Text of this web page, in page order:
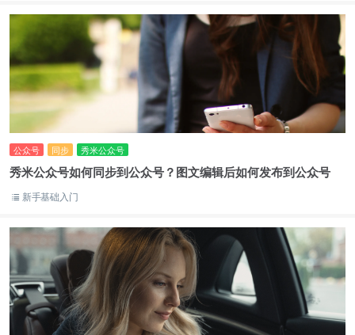
公众号 同步 秀米公众号
秀米公众号如何同步到公众号？图文编辑后如何发布到公众号
新手基础入门